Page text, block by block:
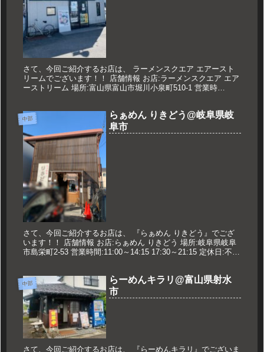
さて、今回ご紹介するお店は、 ラーメンスクエア エアースト
リームでございます！！ 店舗情報 お店:ラーメンスクエア エア
ーストリーム 場所:富山県富山市堀川小泉町510-1 営業時
中部
らぁめん りきどう@岐阜県岐
阜市
さて、今回ご紹介するお店は、 『らぁめん りきどう』でござ
います！！ 店舗情報 お店:らぁめん りきどう 場所:岐阜県岐阜
市島栄町2-53 営業時間:11:00～14:15 17:30～21:15 定休日:不定
中部
らーめんキラリ@富山県射水
市
さて、今回ご紹介するお店は、 『らーめんキラリ』でございま